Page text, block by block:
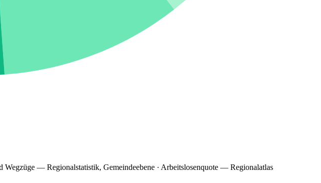
— Regionalstatistik, Gemeindeebene · Arbeitslosenquote — Regionalatlas